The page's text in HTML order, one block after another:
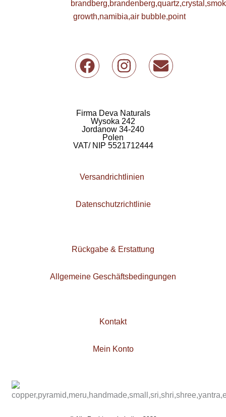
F
a
b
o
o
I
n
a
g
r
m
U
m
Firma Deva Naturals
Wysoka 242
Jordanow 34-240
Polen
VAT/ NIP 5521712444
Versandrichtlinien
Datenschutzrichtlinie
Rückgabe & Erstattung
Allgemeine Geschäftsbedingungen
Kontakt
Mein Konto